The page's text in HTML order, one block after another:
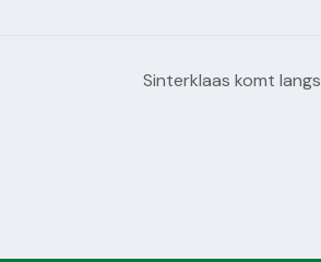
Sinterklaas komt langs